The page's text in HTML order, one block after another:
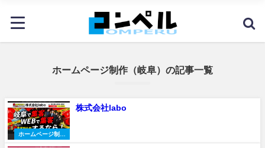
ホームページ制作（岐阜）の記事一覧
ホームページ制作
会社
株式会社labo